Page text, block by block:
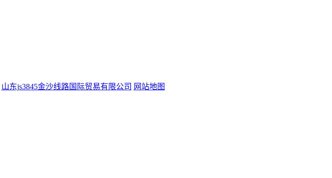
山东js3845金沙线路国际贸易有限公司 网站地图